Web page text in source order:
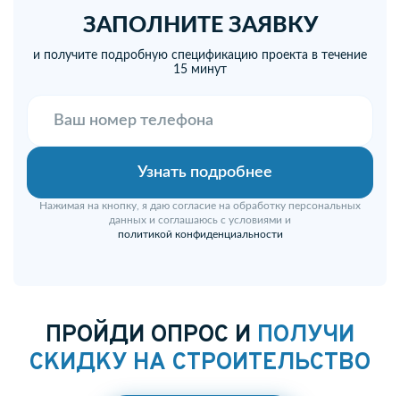
ЗАПОЛНИТЕ ЗАЯВКУ
и получите подробную спецификацию проекта в течение
15 минут
Нажимая на кнопку, я даю согласие на обработку персональных
данных и соглашаюсь с условиями и
политикой конфиденциальности
ПРОЙДИ ОПРОС И ПОЛУЧИ
СКИДКУ НА СТРОИТЕЛЬСТВО